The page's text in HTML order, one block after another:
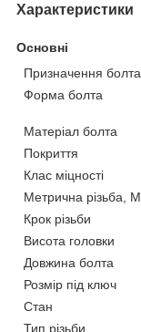
Характеристики
Основні
Призначення болта
Форма болта
Матеріал болта
Покриття
Клас міцності
Метрична різьба, М
Крок різьби
Висота головки
Довжина болта
Розмір під ключ
Стан
Тип різьби